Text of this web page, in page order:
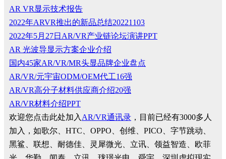
AR VR显示技术报告
2022年ARVR推出的新品总结20221103
2022年5月27日AR/VR产业链论坛演讲PPT
AR 光波导显示方案企业介绍
国内45家AR/VR/MR头显品牌企业盘点
AR/VR/元宇宙ODM/OEM代工16强
AR/VR高分子材料供应商介绍20强
AR/VR材料介绍PPT
欢迎您点击此处加入 AR/VR通讯录 ，目前已经有3000多人
加入，如歌尔、HTC、OPPO、创维、PICO、字节跳动、
黑鲨、联想、耐德佳、灵犀微光、立讯、领益智造、欧菲